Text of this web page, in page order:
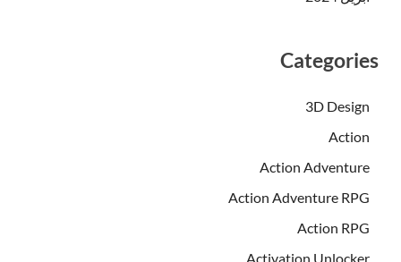
Categories
3D Design
Action
Action Adventure
Action Adventure RPG
Action RPG
Activation Unlocker